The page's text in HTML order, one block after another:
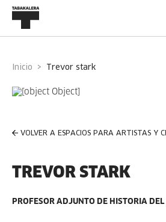
Inicio trevor stark
VOLVER A ESPACIOS PARA ARTISTAS Y
TREVOR STARK
PROFESOR ADJUNTO DE HISTORIA DEL